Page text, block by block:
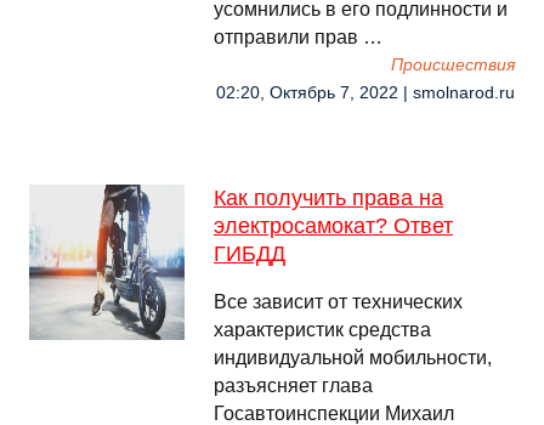
усомнились в его подлинности и
отправили прав …
Происшествия
02:20, Октябрь 7, 2022 | smolnarod.ru
Как получить права на
электросамокат? Ответ
ГИБДД
Все зависит от технических
характеристик средства
индивидуальной мобильности,
разъясняет глава
Госавтоинспекции Михаил